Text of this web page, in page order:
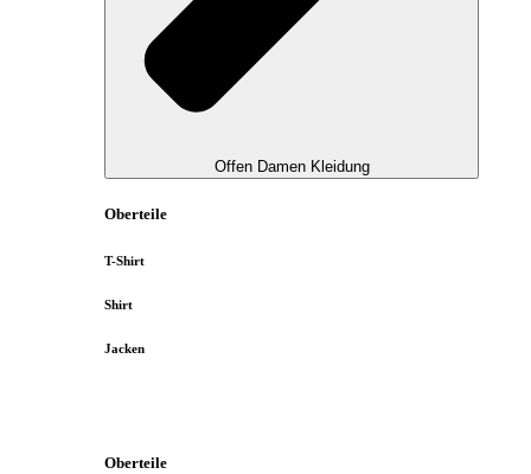
Offen Damen Kleidung
Oberteile
T-Shirt
Shirt
Jacken
Oberteile